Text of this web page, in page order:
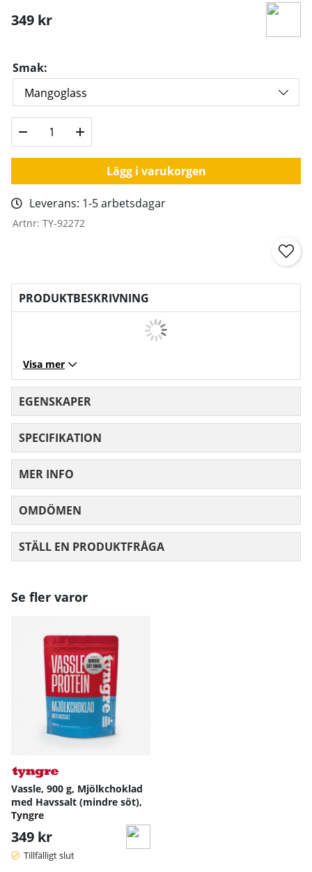
349 kr
Smak:
Lägg i varukorgen
Leverans: 1-5 arbetsdagar
Artnr: TY-92272
PRODUKTBESKRIVNING
Visa mer
EGENSKAPER
SPECIFIKATION
MER INFO
OMDÖMEN
STÄLL EN PRODUKTFRÅGA
Se fler varor
Vassle, 900 g, Mjölkchoklad
med Havssalt (mindre söt),
Tyngre
349 kr
Tillfälligt slut